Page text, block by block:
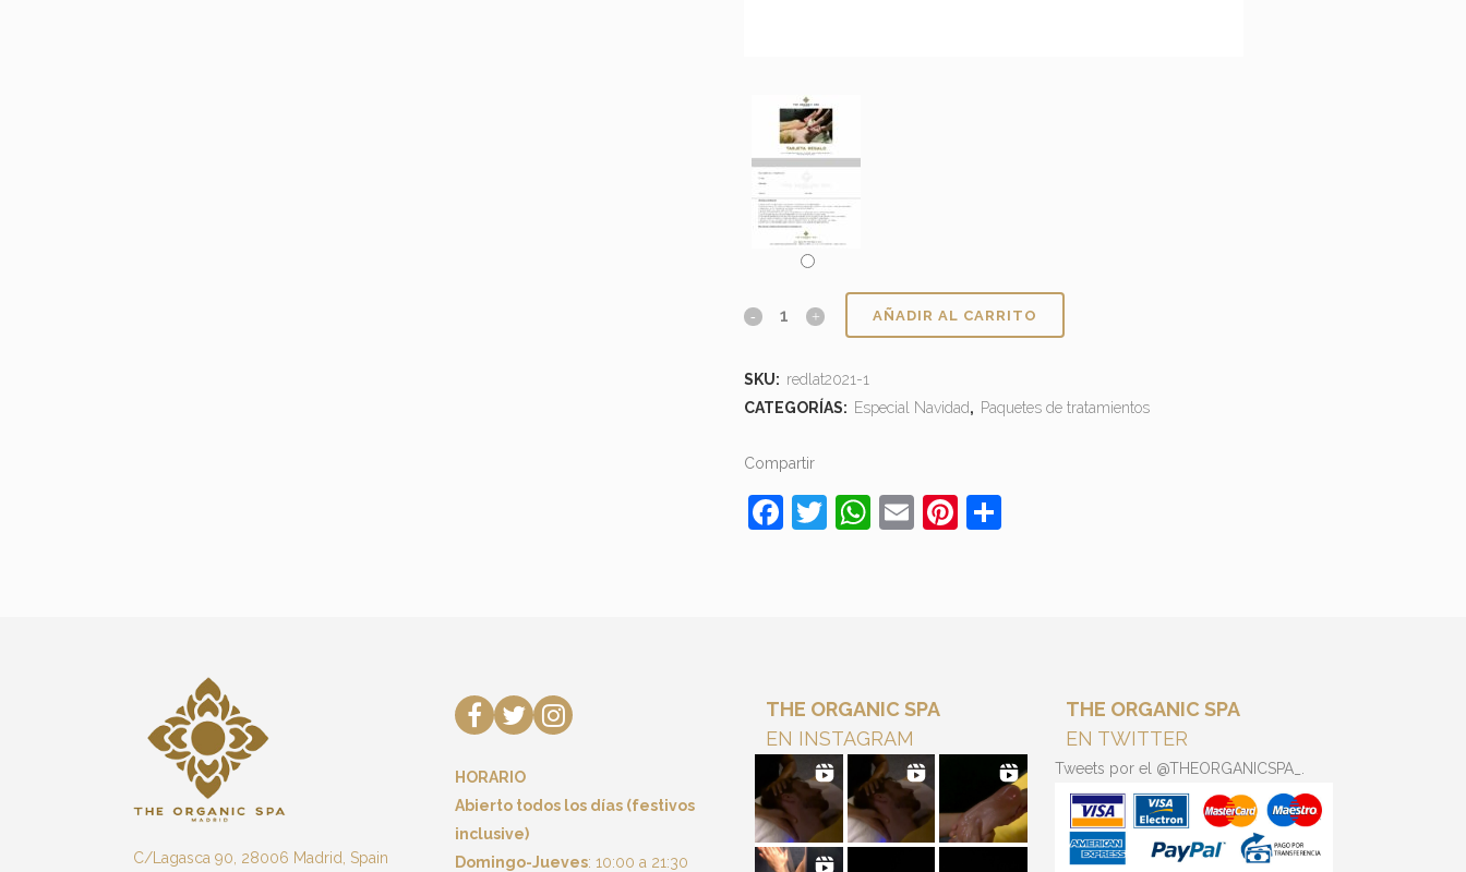
AÑADIR AL CARRITO
SKU: redlat2021-1
CATEGORÍAS: Especial Navidad, Paquetes de tratamientos
Compartir
Facebook
Twitter
WhatsApp
EmailPinterest
C/Lagasca 90, 28006 Madrid, Spain
HORARIO
Abierto todos los días (festivos
inclusive)
Domingo-Jueves: 10:00 a 21:30
THE ORGANIC SPA
EN INSTAGRAM
THE ORGANIC SPA
EN TWITTER
Tweets por el @THEORGANICSPA_.